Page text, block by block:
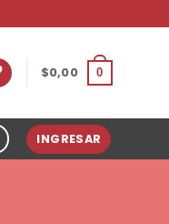
$0,00 0
INGRESAR